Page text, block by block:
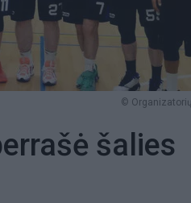
©
šalies